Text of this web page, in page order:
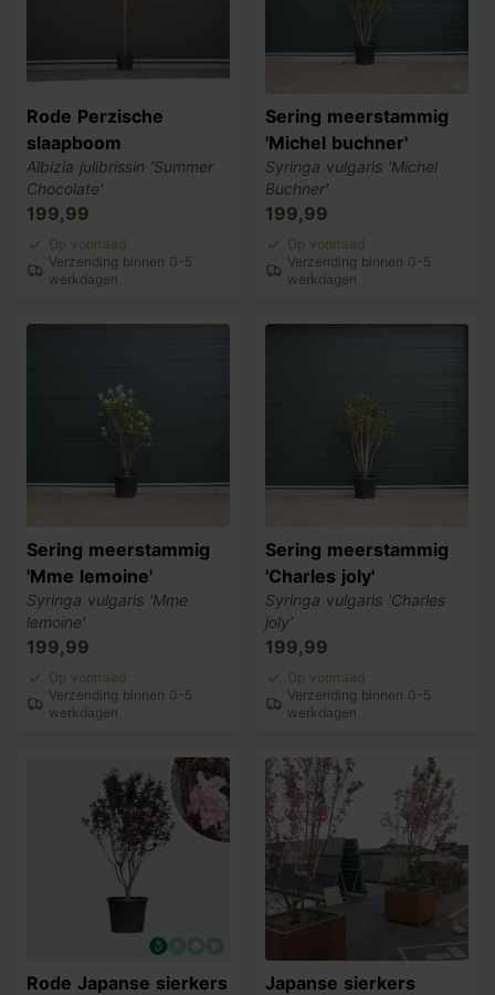
Rode Perzische
slaapboom
Albizia julibrissin 'Summer
Chocolate'
199,99
Op voorraad
Verzending binnen 0-5
werkdagen
Sering meerstammig
'Michel buchner'
Syringa vulgaris 'Michel
Buchner'
199,99
Op voorraad
Verzending binnen 0-5
werkdagen
Sering meerstammig
'Mme lemoine'
Syringa vulgaris 'Mme
lemoine'
199,99
Op voorraad
Verzending binnen 0-5
werkdagen
Sering meerstammig
'Charles joly'
Syringa vulgaris 'Charles
joly'
199,99
Op voorraad
Verzending binnen 0-5
werkdagen
Rode Japanse sierkers
Japanse sierkers